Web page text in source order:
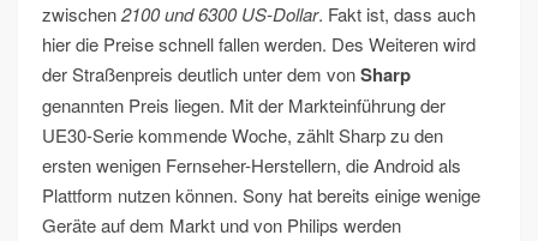
zwischen2100 und 6300 US-Dollar. Fakt ist, dass auch
hier die Preise schnell fallen werden. Des Weiteren wird
der Straßenpreis deutlich unter dem vonSharp
genannten Preis liegen. Mit der Markteinführung der
UE30-Serie kommende Woche, zählt Sharp zu den
ersten wenigen Fernseher-Herstellern, die Android als
Plattform nutzen können. Sony hat bereits einige wenige
Geräte auf dem Markt und von Philips werden